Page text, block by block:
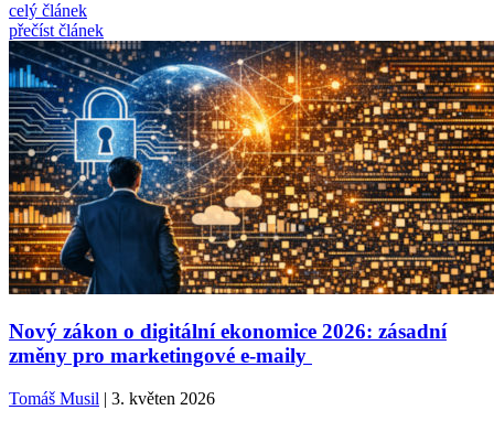
celý článek
přečíst článek
Nový zákon o digitální ekonomice 2026: zásadní
změny pro marketingové e‑maily
Tomáš Musil | 3. květen 2026